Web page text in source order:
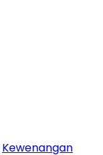
Kewenangan